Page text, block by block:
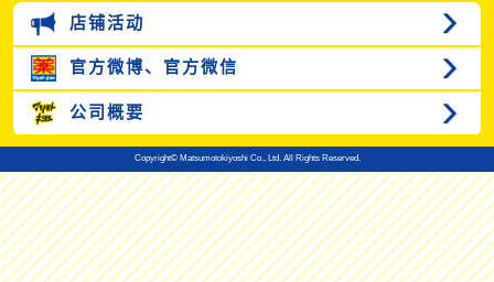
店铺活动
官方微博、 官方微信
公司概要
Copyright© Matsumotokiyoshi Co., Ltd. All Rights Reserved.